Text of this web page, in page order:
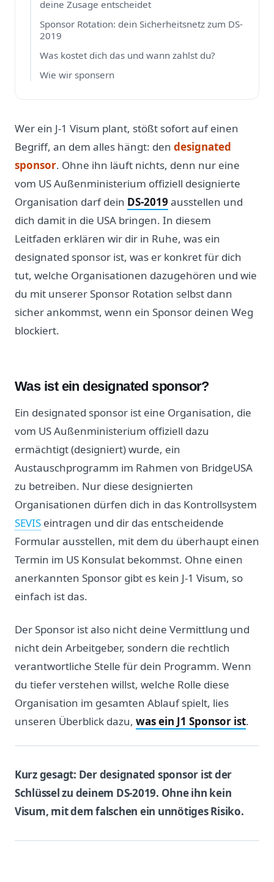
deine Zusage entscheidet
Sponsor Rotation: dein Sicherheitsnetz zum DS-
2019
Was kostet dich das und wann zahlst du?
Wie wir sponsern
Wer ein J-1 Visum plant, stößt sofort auf einen
Begriff, an dem alles hängt: den designated
sponsor. Ohne ihn läuft nichts, denn nur eine
vom US Außenministerium offiziell designierte
Organisation darf dein DS-2019 ausstellen und
dich damit in die USA bringen. In diesem
Leitfaden erklären wir dir in Ruhe, was ein
designated sponsor ist, was er konkret für dich
tut, welche Organisationen dazugehören und wie
du mit unserer Sponsor Rotation selbst dann
sicher ankommst, wenn ein Sponsor deinen Weg
blockiert.
Was ist ein designated sponsor?
Ein designated sponsor ist eine Organisation, die
vom US Außenministerium offiziell dazu
ermächtigt (designiert) wurde, ein
Austauschprogramm im Rahmen von BridgeUSA
zu betreiben. Nur diese designierten
Organisationen dürfen dich in das Kontrollsystem
SEVIS eintragen und dir das entscheidende
Formular ausstellen, mit dem du überhaupt einen
Termin im US Konsulat bekommst. Ohne einen
anerkannten Sponsor gibt es kein J-1 Visum, so
einfach ist das.
Der Sponsor ist also nicht deine Vermittlung und
nicht dein Arbeitgeber, sondern die rechtlich
verantwortliche Stelle für dein Programm. Wenn
du tiefer verstehen willst, welche Rolle diese
Organisation im gesamten Ablauf spielt, lies
unseren Überblick dazu, was ein J1 Sponsor ist.
Kurz gesagt: Der designated sponsor ist der
Schlüssel zu deinem DS-2019. Ohne ihn kein
Visum, mit dem falschen ein unnötiges Risiko.